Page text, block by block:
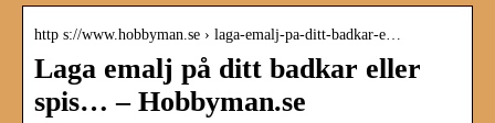
http s://www.hobbyman.se › laga-emalj-pa-ditt-badkar-e…
Laga emalj på ditt badkar eller
spis… – Hobbyman.se